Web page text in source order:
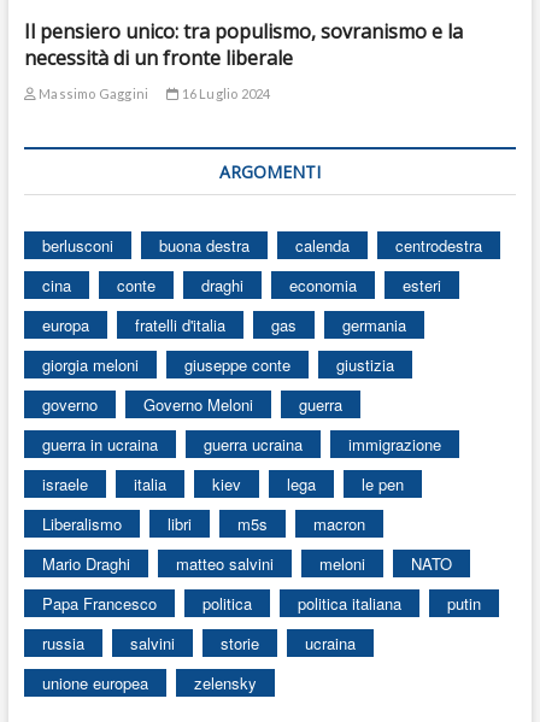
Il pensiero unico: tra populismo, sovranismo e la
necessità di un fronte liberale
Massimo Gaggini 16 Luglio 2024
ARGOMENTI
berlusconi buona destra calenda
centrodestra
cina
conte draghi economia
esteri
europa
fratelli d'italia gas
germania
giorgia meloni
giuseppe conte
giustizia
governo
Governo Meloni
guerra
guerra in ucraina
guerra ucraina
immigrazione
israele
italia kiev lega
le pen
Liberalismo
libri m5s
macron
Mario Draghi
matteo salvini meloni
NATO
Papa Francesco
politica politica italiana
putin
russia
salvini storie
ucraina
unione europea
zelensky